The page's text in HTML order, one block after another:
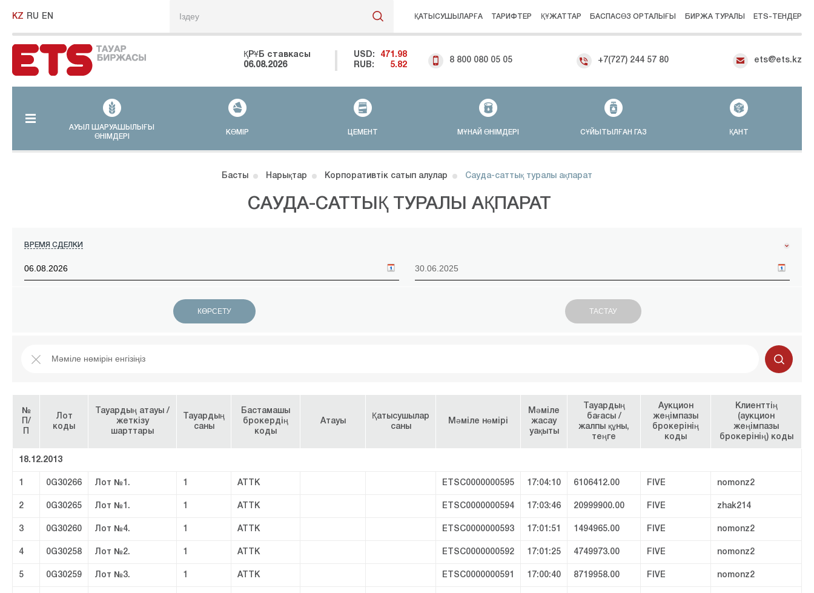
KZ RU EN ҚАТЫСУШЫЛАРҒА ТАРИФТЕР ҚҰЖАТТАР БАСПАСӨЗ ОРТАЛЫҒЫ БИРЖА ТУРАЛЫ ETS-ТЕНДЕР
ҚРҰБ ставкасы
06.08.2026
USD:
471.98
RUB:
5.82
8 800 080 05 05 +7(727) 244 57 80 ets@ets.kz
АУЫЛ ШАРУАШЫЛЫҒЫ
ӨНІМДЕРІ
КӨМІР ЦЕМЕНТ МҰНАЙ ӨНІМДЕРІ СҰЙЫТЫЛҒАН ГАЗ ҚАНТ
Басты Нарықтар Корпоративтік сатып алулар Сауда-саттық туралы ақпарат
САУДА-САТТЫҚ ТУРАЛЫ АҚПАРАТ
ВРЕМЯ СДЕЛКИ
№
П/
Лот
коды
Тауардың атауы /
жеткізу
шарттары
Тауардың
саны
Бастамашы
брокердің
коды
Атауы
Қатысушылар
саны
Мәміле нөмірі
Мәміле
жасау
уақыты
Тауардың
бағасы /
жалпы құны,
теңге
Аукцион
жеңімпазы
брокерінің
коды
Клиенттің
(аукцион
жеңімпазы
брокерінің) коды
18.12.2013
1 0G30266 Лот №1. 1 ATTK ETSC0000000595 17:04:10 6106412.00 FIVE nomonz2
2 0G30265 Лот №1. 1 ATTK ETSC0000000594 17:03:46 20999900.00 FIVE zhak214
3 0G30260 Лот №4. 1 ATTK ETSC0000000593 17:01:51 1494965.00 FIVE nomonz2
4 0G30258 Лот №2. 1 ATTK ETSC0000000592 17:01:25 4749973.00 FIVE nomonz2
5 0G30259 Лот №3. 1 ATTK ETSC0000000591 17:00:40 8719958.00 FIVE nomonz2